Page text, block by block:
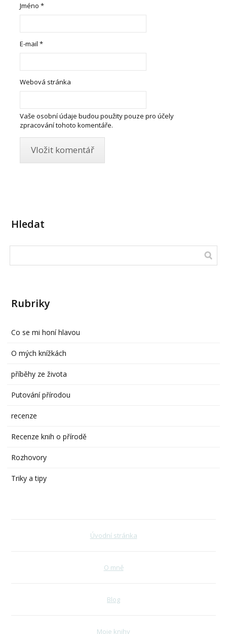
Jméno*
E-mail*
Webová stránka
Vaše osobní údaje budou použity pouze pro účely
zpracování tohoto komentáře.
Hledat
Rubriky
Co se mi honí hlavou
O mých knížkách
příběhy ze života
Putování přírodou
recenze
Recenze knih o přírodě
Rozhovory
Triky a tipy
Úvodní stránka
O mně
Blog
Moje knihy